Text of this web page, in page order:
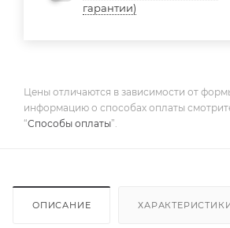
гарантии)
Цены отличаются в зависимости от
информацию о способах оплаты
“Способы оплаты”.
ОПИСАНИЕ